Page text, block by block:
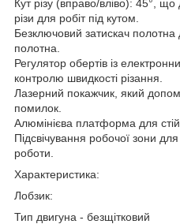
Кут різу (вправо/вліво): 45°,
різи для робіт під кутом.
Безключовий затискач полотна
полотна.
Регулятор обертів із
контролю швидкості різання.
Лазерний покажчик, який
помилок.
Алюмінієва платформа для
Підсвічування робочої зони
роботи.
Характеристика:
Лобзик:
Тип двигуна - безщітковий